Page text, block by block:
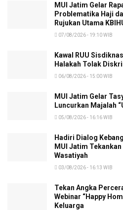
MUI Jatim Gelar
Problematika Haji
Rujukan Utama
07/08/2026 - 19:10 WIB
Kawal RUU
Halakah Tolak
06/08/2026 - 15:00 WIB
MUI Jatim Gelar
Luncurkan Majalah
05/08/2026 - 16:16 WIB
Hadiri Dialog
MUI Jatim
Wasatiyah
03/08/2026 - 16:13 WIB
Tekan Angka
Webinar “Happy
Keluarga